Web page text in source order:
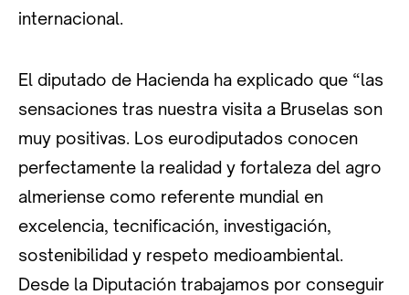
internacional.
El diputado de Hacienda ha explicado que “las
sensaciones tras nuestra visita a Bruselas son
muy positivas. Los eurodiputados conocen
perfectamente la realidad y fortaleza del agro
almeriense como referente mundial en
excelencia, tecnificación, investigación,
sostenibilidad y respeto medioambiental.
Desde la Diputación trabajamos por conseguir